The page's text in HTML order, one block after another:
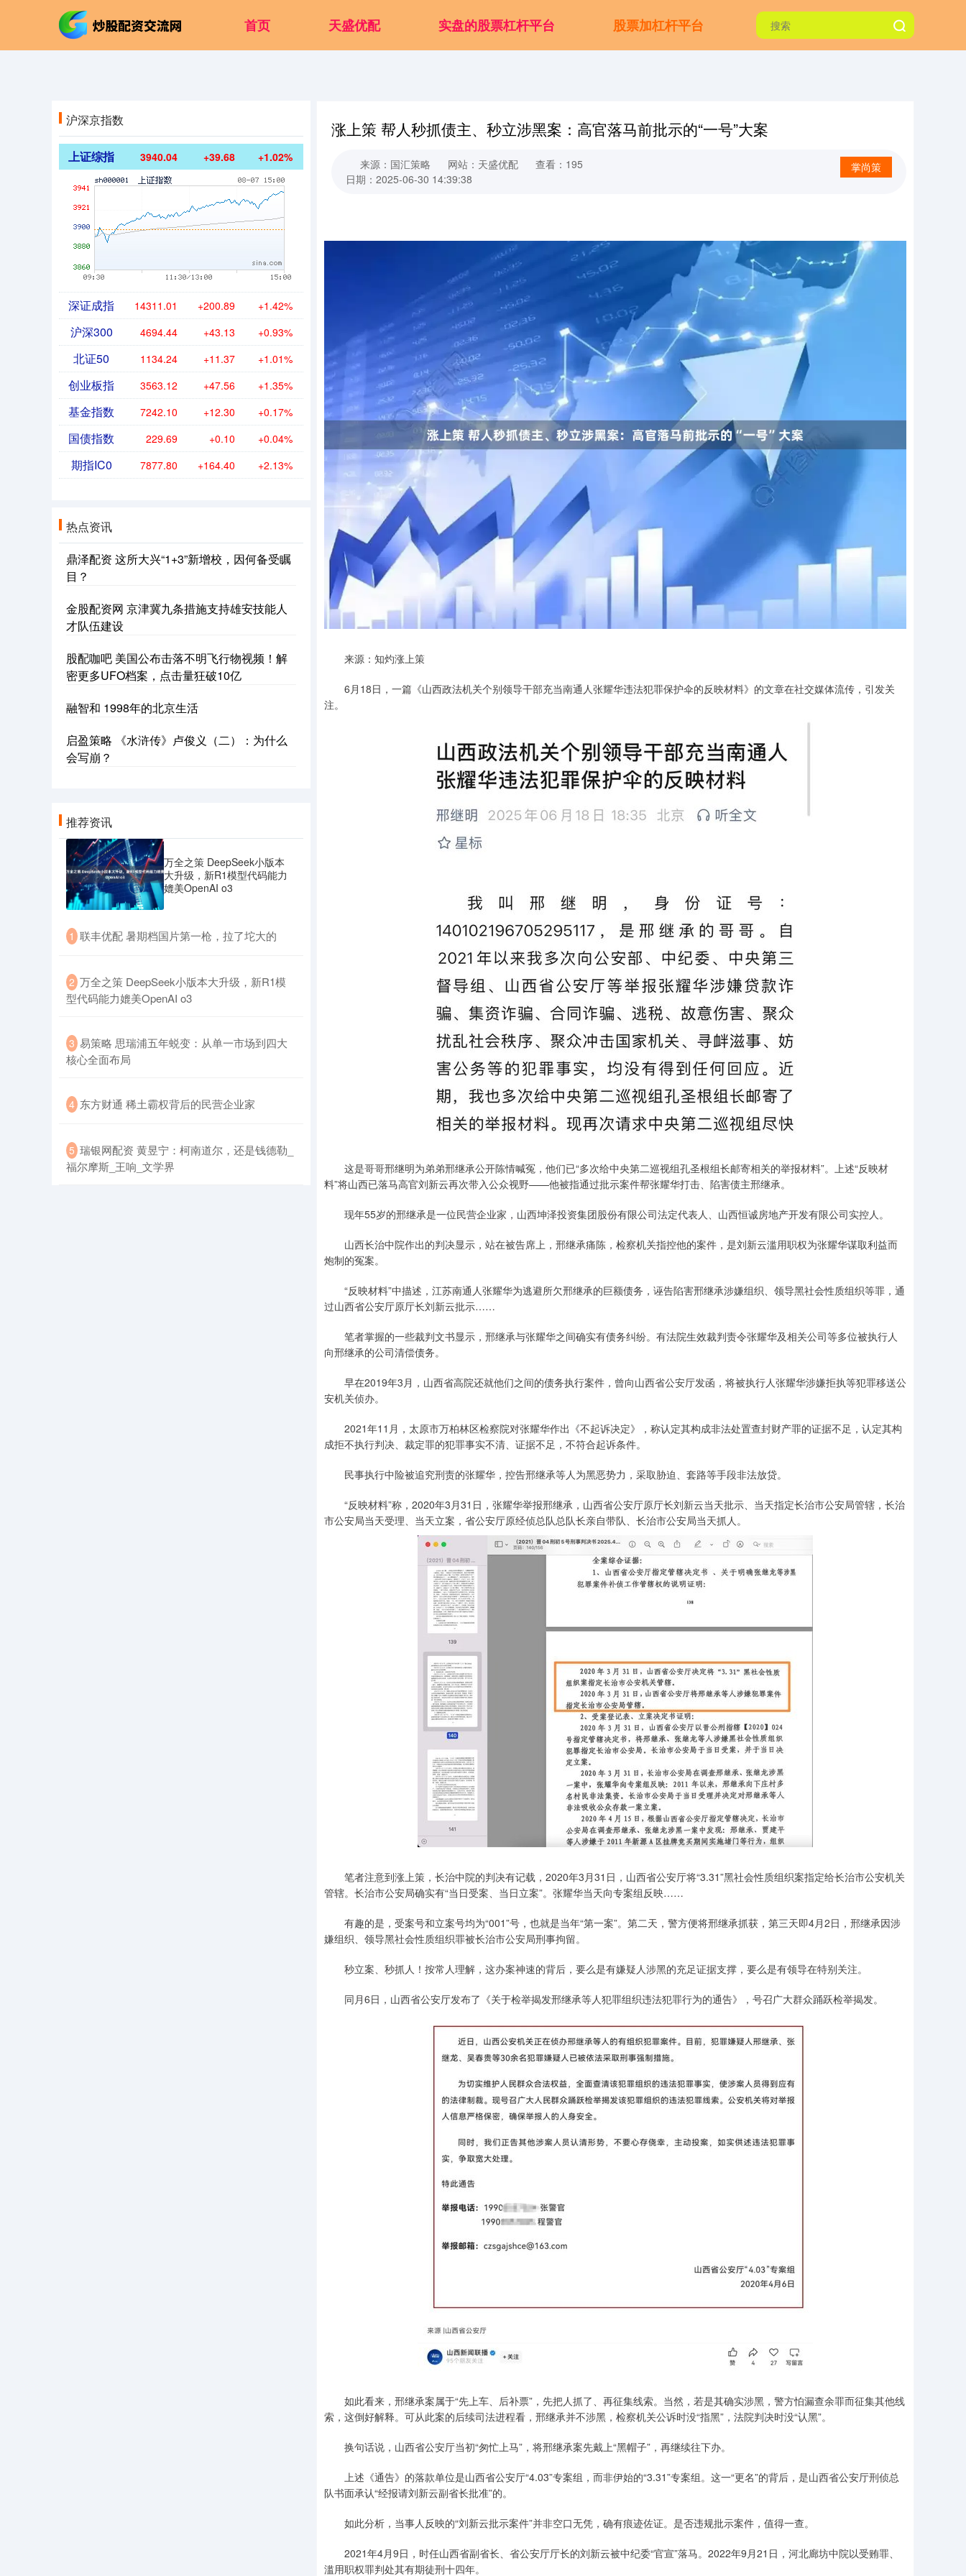
首页 天盛优配 实盘的股票杠杆平台 股票加杠杆平台
涨上策 帮人秒抓债主、秒立涉黑案：高官落马前批示的“一号”大案
掌尚策
来源：国汇策略 网站：天盛优配
查看：195
日期：2025-06-30 14:39:38
来源：知灼涨上策
6月18日，一篇《山西政法机关个别领导干部充当南通人张耀华违法犯罪保护伞的反映材料》的文章在社交媒体流传，引发关
注。
这是哥哥邢继明为弟弟邢继承公开陈情喊冤，他们已“多次给中央第二巡视组孔圣根组长邮寄相关的举报材料”。上述“反映材
料”将山西已落马高官刘新云再次带入公众视野——他被指通过批示案件帮张耀华打击、陷害债主邢继承。
现年55岁的邢继承是一位民营企业家，山西坤泽投资集团股份有限公司法定代表人、山西恒诚房地产开发有限公司实控人。
山西长治中院作出的判决显示，站在被告席上，邢继承痛陈，检察机关指控他的案件，是刘新云滥用职权为张耀华谋取利益而
炮制的冤案。
“反映材料”中描述，江苏南通人张耀华为逃避所欠邢继承的巨额债务，诬告陷害邢继承涉嫌组织、领导黑社会性质组织等罪，通
过山西省公安厅原厅长刘新云批示……
笔者掌握的一些裁判文书显示，邢继承与张耀华之间确实有债务纠纷。有法院生效裁判责令张耀华及相关公司等多位被执行人
向邢继承的公司清偿债务。
早在2019年3月，山西省高院还就他们之间的债务执行案件，曾向山西省公安厅发函，将被执行人张耀华涉嫌拒执等犯罪移送公
安机关侦办。
2021年11月，太原市万柏林区检察院对张耀华作出《不起诉决定》，称认定其构成非法处置查封财产罪的证据不足，认定其构
成拒不执行判决、裁定罪的犯罪事实不清、证据不足，不符合起诉条件。
民事执行中险被追究刑责的张耀华，控告邢继承等人为黑恶势力，采取胁迫、套路等手段非法放贷。
“反映材料”称，2020年3月31日，张耀华举报邢继承，山西省公安厅原厅长刘新云当天批示、当天指定长治市公安局管辖，长治
市公安局当天受理、当天立案，省公安厅原经侦总队总队长亲自带队、长治市公安局当天抓人。
笔者注意到涨上策，长治中院的判决有记载，2020年3月31日，山西省公安厅将“3.31”黑社会性质组织案指定给长治市公安机关
管辖。长治市公安局确实有“当日受案、当日立案”。张耀华当天向专案组反映……
有趣的是，受案号和立案号均为“001”号，也就是当年“第一案”。第二天，警方便将邢继承抓获，第三天即4月2日，邢继承因涉
嫌组织、领导黑社会性质组织罪被长治市公安局刑事拘留。
秒立案、秒抓人！按常人理解，这办案神速的背后，要么是有嫌疑人涉黑的充足证据支撑，要么是有领导在特别关注。
同月6日，山西省公安厅发布了《关于检举揭发邢继承等人犯罪组织违法犯罪行为的通告》，号召广大群众踊跃检举揭发。
如此看来，邢继承案属于“先上车、后补票”，先把人抓了、再征集线索。当然，若是其确实涉黑，警方怕漏查余罪而征集其他线
索，这倒好解释。可从此案的后续司法进程看，邢继承并不涉黑，检察机关公诉时没“指黑”，法院判决时没“认黑”。
换句话说，山西省公安厅当初“匆忙上马”，将邢继承案先戴上“黑帽子”，再继续往下办。
上述《通告》的落款单位是山西省公安厅“4.03”专案组，而非伊始的“3.31”专案组。这一“更名”的背后，是山西省公安厅刑侦总
队书面承认“经报请刘新云副省长批准”的。
如此分析，当事人反映的“刘新云批示案件”并非空口无凭，确有痕迹佐证。是否违规批示案件，值得一查。
2021年4月9日，时任山西省副省长、省公安厅厅长的刘新云被中纪委“官宣”落马。2022年9月21日，河北廊坊中院以受贿罪、
滥用职权罪判处其有期徒刑十四年。
沪深京指数
上证综指 3940.04 +39.68 +1.02%
深证成指 14311.01 +200.89 +1.42%
沪深300 4694.44 +43.13 +0.93%
北证50 1134.24 +11.37 +1.01%
创业板指 3563.12 +47.56 +1.35%
基金指数 7242.10 +12.30 +0.17%
国债指数 229.69 +0.10 +0.04%
期指IC0 7877.80 +164.40 +2.13%
热点资讯
鼎泽配资 这所大兴“1+3”新增校，因何备受瞩
目？
金股配资网 京津冀九条措施支持雄安技能人
才队伍建设
股配咖吧 美国公布击落不明飞行物视频！解
密更多UFO档案，点击量狂破10亿
融智和 1998年的北京生活
启盈策略 《水浒传》卢俊义（二）：为什么
会写崩？
推荐资讯
万全之策 DeepSeek小版本
大升级，新R1模型代码能力
媲美OpenAI o3
1 ​联丰优配 暑期档国片第一枪，拉了坨大的
2 ​万全之策 DeepSeek小版本大升级，新R1模
型代码能力媲美OpenAI o3
3 ​易策略 思瑞浦五年蜕变：从单一市场到四大
核心全面布局
4 ​东方财通 稀土霸权背后的民营企业家
5 ​瑞银网配资 黄昱宁：柯南道尔，还是钱德勒_
福尔摩斯_王响_文学界